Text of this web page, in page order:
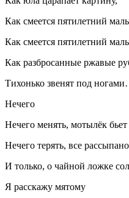
Как смеется пятилетний
Как смеется пятилетний
Как разбросанные ржавые
Тихонько звенят под
Нечего
Нечего менять, мотылёк бьет
Нечего терять, все
И только, о чайной ложке
Я расскажу мятому